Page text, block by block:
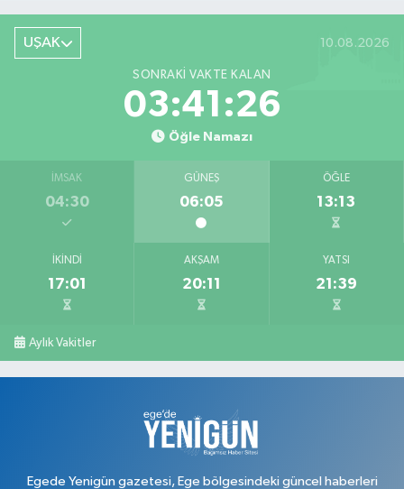
UŞAK 10.08.2026
SONRAKI VAKTE KALAN
03:41:25
Öğle Namazı
İMSAK
04:30
GÜNEŞ
06:05
ÖĞLE
13:13
İKINDI
17:01
AKŞAM
20:11
YATSI
21:39
Aylık Vakitler
Egede Yenigün gazetesi, Ege bölgesindeki güncel haberleri